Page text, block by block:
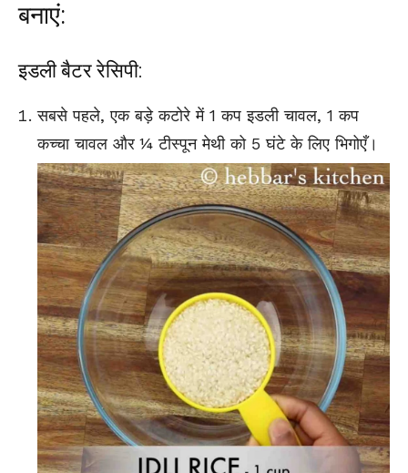
बनाएं:
इडली बैटर रेसिपी:
सबसे पहले, एक बड़े कटोरे में 1 कप इडली चावल, 1 कप
कच्चा चावल और ¼ टीस्पून मेथी को 5 घंटे के लिए भिगोएँ।